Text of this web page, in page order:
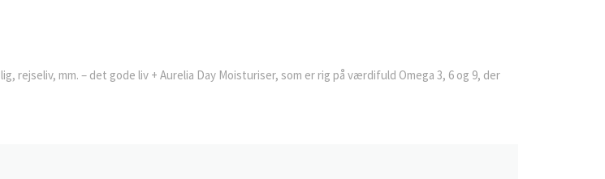
rejseliv, mm. – det gode liv + Aurelia Day Moisturiser, som er rig på værdifuld Omega 3, 6 og 9, der